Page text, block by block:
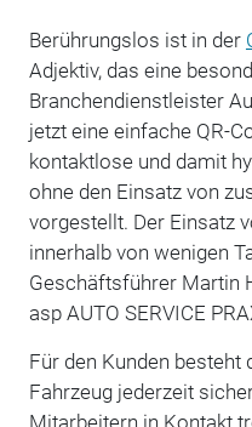
Berührungslos ist in der
Adjektiv, das eine
Branchendienstleister
jetzt eine einfache QR-
kontaktlose und damit
ohne den Einsatz von
vorgestellt. Der Einsatz
innerhalb von wenigen
Geschäftsführer Martin
asp AUTO SERVICE
Für den Kunden
Fahrzeug jederzeit
Mitarbeitern in Kontakt